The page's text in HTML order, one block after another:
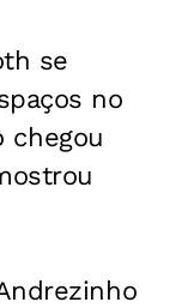
se
no
chegou